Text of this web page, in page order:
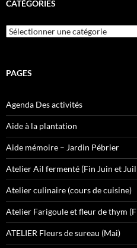
CATÉGORIES
Catégories
PAGES
Agenda Des activités
Aide à la plantation
Aide mémoire – Jardin Pébrier
Atelier Ail fermenté (Fin Juin et
Atelier culinaire (cours de cuisine)
Atelier Farigoule et fleur de thym
ATELIER Fleurs de sureau (Mai)